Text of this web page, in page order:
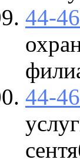
44-
44-